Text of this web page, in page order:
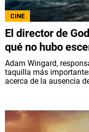
CINE
El director de
qué no hubo
Adam Wingard,
taquilla más
acerca de la ausencia